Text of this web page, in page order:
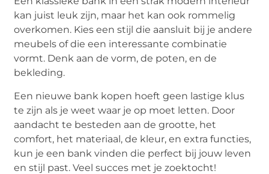
kan juist leuk zijn, maar het kan ook rommelig
overkomen. Kies een stijl die aansluit bij je andere
meubels of die een interessante combinatie
vormt. Denk aan de vorm, de poten, en de
bekleding.
Een nieuwe bank kopen hoeft geen lastige klus
te zijn als je weet waar je op moet letten. Door
aandacht te besteden aan de grootte, het
comfort, het materiaal, de kleur, en extra functies,
kun je een bank vinden die perfect bij jouw leven
en stijl past. Veel succes met je zoektocht!